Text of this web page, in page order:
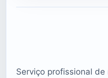
Serviço profissional